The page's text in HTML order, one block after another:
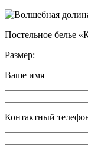
Постельное белье
Размер:
Ваше имя
Контактный